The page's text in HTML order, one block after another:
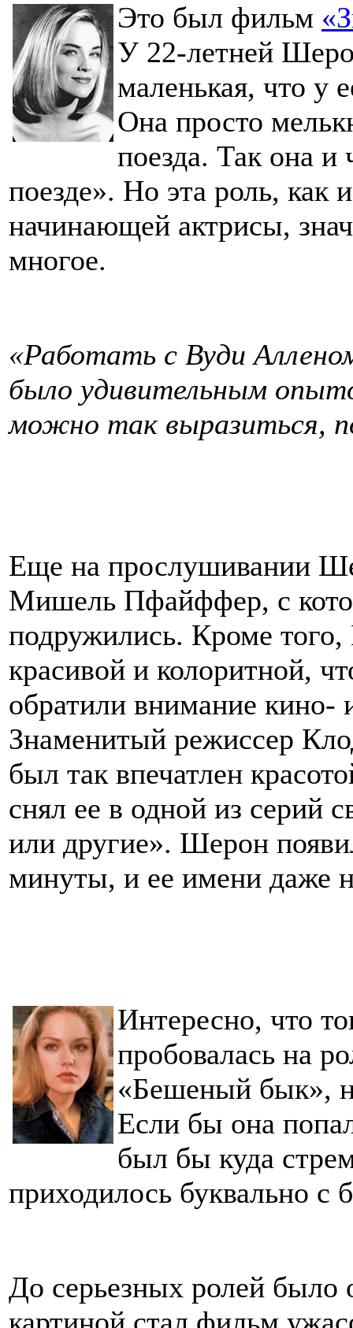
Это был фильм
У 22-летней
маленькая, что у
Она просто
поезда. Так она и
поезде». Но эта роль, как
начинающей актрисы,
многое.
«Работать с Вуди
было удивительным
можно так выразиться,
Еще на прослушивании
Мишель Пфайффер, с
подружились. Кроме
красивой и колоритной,
обратили внимание кино-
Знаменитый режиссер
был так впечатлен
снял ее в одной из серий
или другие». Шерон
минуты, и ее имени даже
Интересно, что
пробовалась на
«Бешеный бык»,
Если бы она
был бы куда
приходилось буквально с
До серьезных ролей